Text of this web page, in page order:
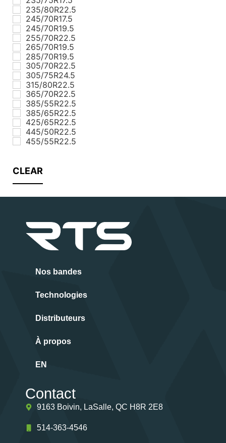
235/80R22.5
245/70R17.5
245/70R19.5
255/70R22.5
265/70R19.5
285/70R19.5
305/70R22.5
305/75R24.5
315/80R22.5
365/70R22.5
385/55R22.5
385/65R22.5
425/65R22.5
445/50R22.5
455/55R22.5
CLEAR
Nos bandes
Technologies
Distributeurs
À propos
EN
Contact
9163 Boivin, LaSalle, QC H8R 2E8
514-363-4546